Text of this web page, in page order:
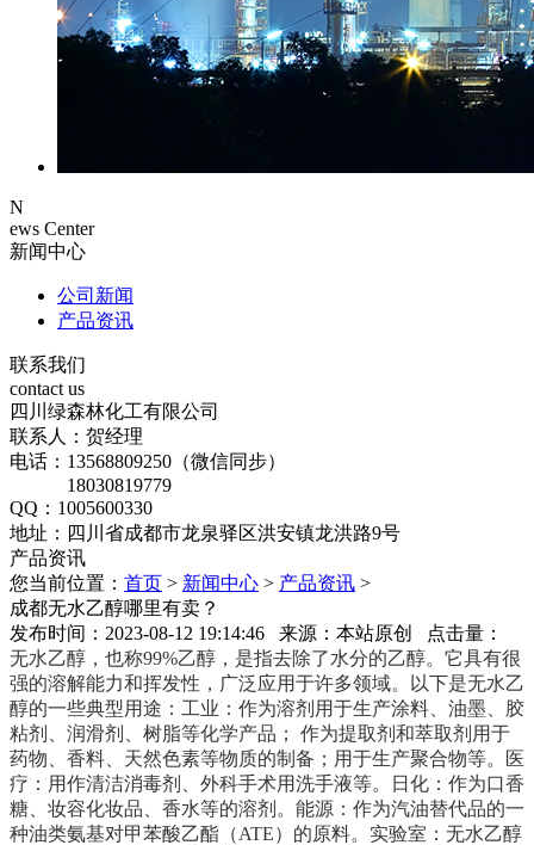
N
ews Center
新闻中心
公司新闻
产品资讯
联系我们
contact us
四川绿森林化工有限公司
联系人：贺经理
电话：13568809250（微信同步）
18030819779
QQ：1005600330
地址：四川省成都市龙泉驿区洪安镇龙洪路9号
产品资讯
您当前位置： 首页 > 新闻中心 > 产品资讯 >
成都无水乙醇哪里有卖？
发布时间：2023-08-12 19:14:46 来源：本站原创 点击量：
无水乙醇，也称99%乙醇，是指去除了水分的乙醇。它具有很
强的溶解能力和挥发性，广泛应用于许多领域。以下是无水乙
醇的一些典型用途：工业：作为溶剂用于生产涂料、油墨、胶
粘剂、润滑剂、树脂等化学产品； 作为提取剂和萃取剂用于
药物、香料、天然色素等物质的制备；用于生产聚合物等。医
疗：用作清洁消毒剂、外科手术用洗手液等。日化：作为口香
糖、妆容化妆品、香水等的溶剂。能源：作为汽油替代品的一
种油类氨基对甲苯酸乙酯（ATE）的原料。实验室：无水乙醇